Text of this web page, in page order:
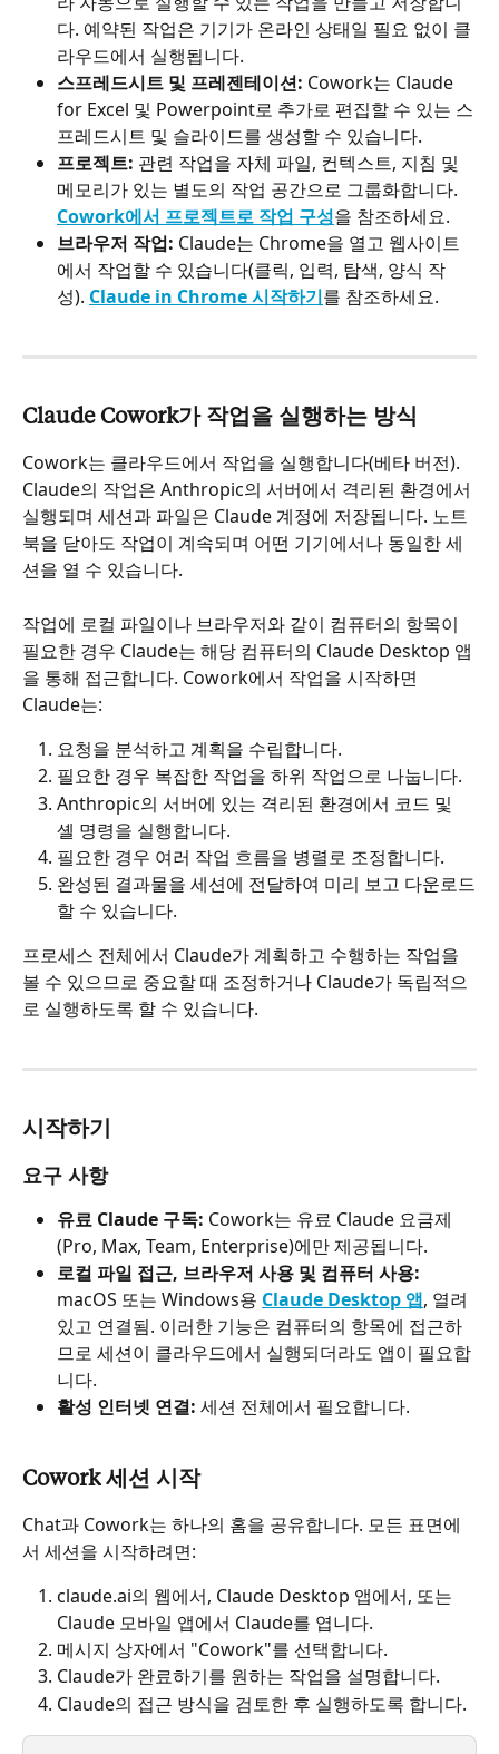
다. 예약된 작업은 기기가 온라인 상태일 필요 없이 클
라우드에서 실행됩니다.
스프레드시트 및 프레젠테이션: Cowork는 Claude
for Excel 및 Powerpoint로 추가로 편집할 수 있는 스
프레드시트 및 슬라이드를 생성할 수 있습니다.
프로젝트: 관련 작업을 자체 파일, 컨텍스트, 지침 및
메모리가 있는 별도의 작업 공간으로 그룹화합니다.
Cowork에서 프로젝트로 작업 구성을 참조하세요.
브라우저 작업: Claude는 Chrome을 열고 웹사이트
에서 작업할 수 있습니다(클릭, 입력, 탐색, 양식 작
성). Claude in Chrome 시작하기를 참조하세요.
Claude Cowork가 작업을 실행하는 방식
Cowork는 클라우드에서 작업을 실행합니다(베타 버전).
Claude의 작업은 Anthropic의 서버에서 격리된 환경에서
실행되며 세션과 파일은 Claude 계정에 저장됩니다. 노트
북을 닫아도 작업이 계속되며 어떤 기기에서나 동일한 세
션을 열 수 있습니다.
작업에 로컬 파일이나 브라우저와 같이 컴퓨터의 항목이
필요한 경우 Claude는 해당 컴퓨터의 Claude Desktop 앱
을 통해 접근합니다. Cowork에서 작업을 시작하면
Claude는:
요청을 분석하고 계획을 수립합니다.
필요한 경우 복잡한 작업을 하위 작업으로 나눕니다.
Anthropic의 서버에 있는 격리된 환경에서 코드 및
셸 명령을 실행합니다.
필요한 경우 여러 작업 흐름을 병렬로 조정합니다.
완성된 결과물을 세션에 전달하여 미리 보고 다운로드
할 수 있습니다.
프로세스 전체에서 Claude가 계획하고 수행하는 작업을
볼 수 있으므로 중요할 때 조정하거나 Claude가 독립적으
로 실행하도록 할 수 있습니다.
시작하기
요구 사항
유료 Claude 구독: Cowork는 유료 Claude 요금제
(Pro, Max, Team, Enterprise)에만 제공됩니다.
로컬 파일 접근, 브라우저 사용 및 컴퓨터 사용:
macOS 또는 Windows용 Claude Desktop 앱, 열려
있고 연결됨. 이러한 기능은 컴퓨터의 항목에 접근하
므로 세션이 클라우드에서 실행되더라도 앱이 필요합
니다.
활성 인터넷 연결: 세션 전체에서 필요합니다.
Cowork 세션 시작
Chat과 Cowork는 하나의 홈을 공유합니다. 모든 표면에
서 세션을 시작하려면:
claude.ai의 웹에서, Claude Desktop 앱에서, 또는
Claude 모바일 앱에서 Claude를 엽니다.
메시지 상자에서 "Cowork"를 선택합니다.
Claude가 완료하기를 원하는 작업을 설명합니다.
Claude의 접근 방식을 검토한 후 실행하도록 합니다.